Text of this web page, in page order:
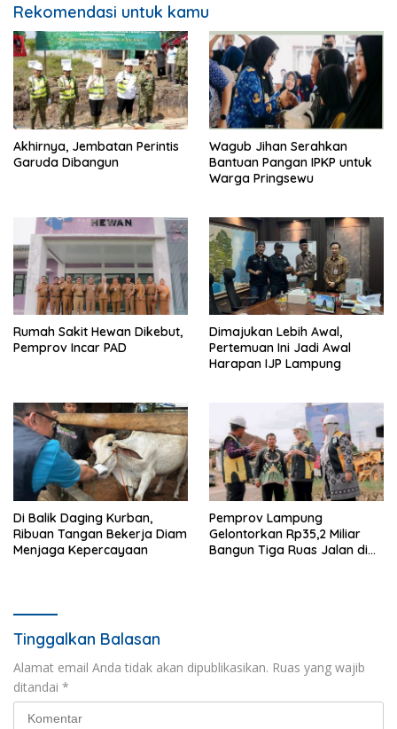
Rekomendasi untuk kamu
Akhirnya, Jembatan Perintis
Garuda Dibangun
Wagub Jihan Serahkan
Bantuan Pangan IPKP untuk
Warga Pringsewu
Rumah Sakit Hewan Dikebut,
Pemprov Incar PAD
Dimajukan Lebih Awal,
Pertemuan Ini Jadi Awal
Harapan IJP Lampung
Di Balik Daging Kurban,
Ribuan Tangan Bekerja Diam
Menjaga Kepercayaan
Pemprov Lampung
Gelontorkan Rp35,2 Miliar
Bangun Tiga Ruas Jalan di
Tinggalkan Balasan
Alamat email Anda tidak akan dipublikasikan. Ruas yang wajib
ditandai *